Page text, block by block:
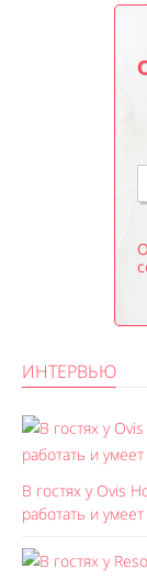
ИНТЕРВЬЮ
В гостях у Ovis
работать и